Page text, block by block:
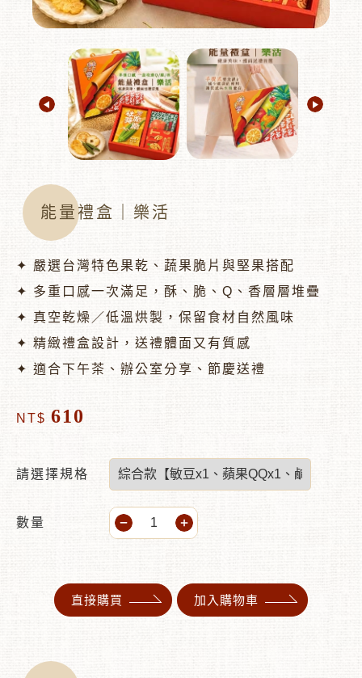
能量禮盒｜樂活
✦ 嚴選台灣特色果乾、蔬果脆片與堅果搭配
✦ 多重口感一次滿足，酥、脆、Q、香層層堆疊
✦ 真空乾燥／低溫烘製，保留食材自然風味
✦ 精緻禮盒設計，送禮體面又有質感
✦ 適合下午茶、辦公室分享、節慶送禮
NT$ 610
請選擇規格
數量
直接購買 加入購物車